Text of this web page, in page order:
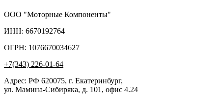
ООО "Моторные Компоненты"
ИНН: 6670192764
ОГРН: 1076670034627
+7(343) 226-01-64
Адрес: РФ 620075, г. Екатеринбург,
ул. Мамина-Сибиряка, д. 101, офис 4.24